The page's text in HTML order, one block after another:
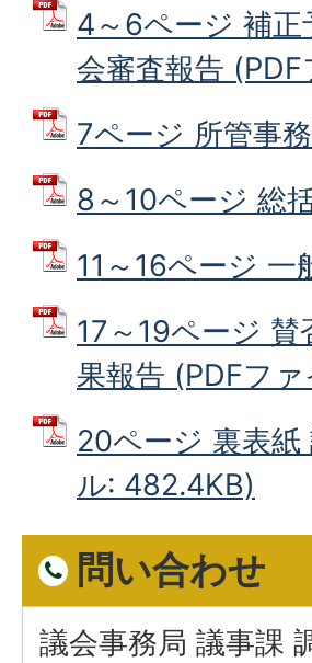
4～6ページ 補正
会審査報告
7ページ 所管事
8～10ページ 総
11～16ページ
17～19ページ
果報告 (PDFフ
20ページ 裏表
ル: 482.4KB)
問い合わせ
議会事務局 議事課